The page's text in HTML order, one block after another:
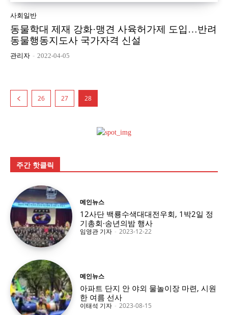
사회일반
동물학대 제재 강화·맹견 사육허가제 도입…반려
동물행동지도사 국가자격 신설
관리자 - 2022-04-05
26 27 28
주간 핫클릭
메인뉴스
12사단 백룡수색대대전우회, 1박2일 정
기총회·송년의밤 행사
임영관 기자 - 2023-12-22
메인뉴스
아파트 단지 안 야외 물놀이장 마련, 시원
한 여름 선사
이태석 기자 - 2023-08-15